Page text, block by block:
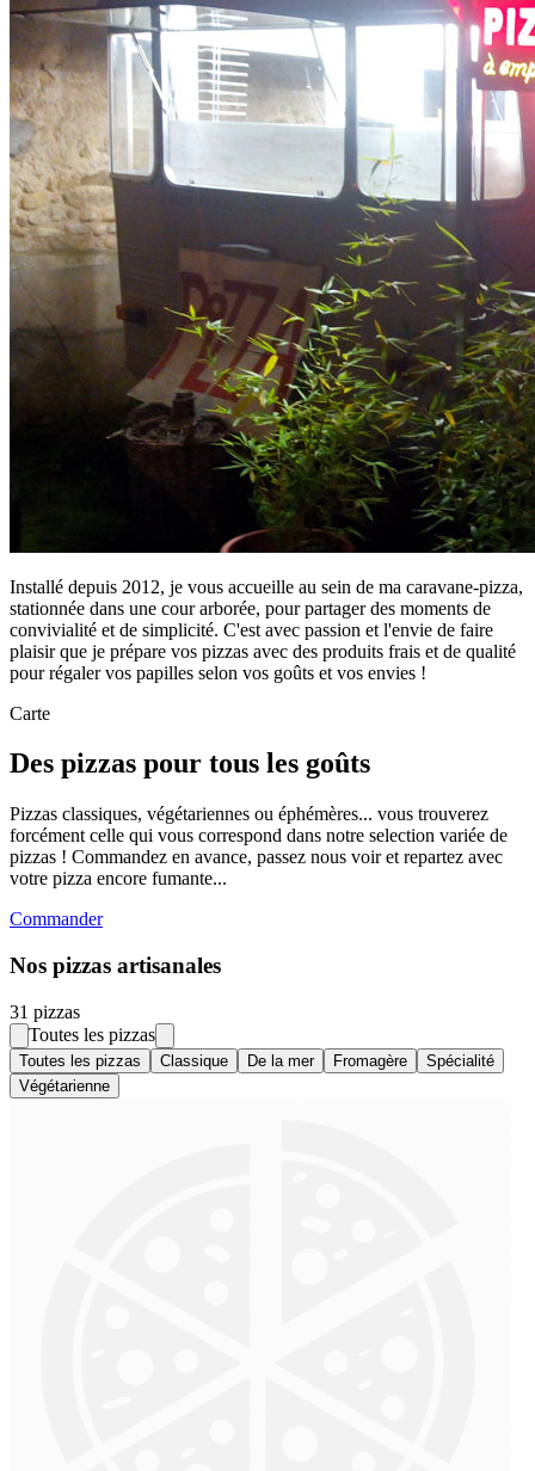
Installé depuis 2012, je vous accueille au sein de ma caravane-pizza,
stationnée dans une cour arborée, pour partager des moments de
convivialité et de simplicité. C'est avec passion et l'envie de faire
plaisir que je prépare vos pizzas avec des produits frais et de qualité
pour régaler vos papilles selon vos goûts et vos envies !
Carte
Des pizzas pour tous les goûts
Pizzas classiques, végétariennes ou éphémères... vous trouverez
forcément celle qui vous correspond dans notre selection variée de
pizzas ! Commandez en avance, passez nous voir et repartez avec
votre pizza encore fumante...
Commander
Nos pizzas artisanales
31 pizzas
Toutes les pizzas
Toutes les pizzas Classique De la mer Fromagère
Spécialité
Végétarienne